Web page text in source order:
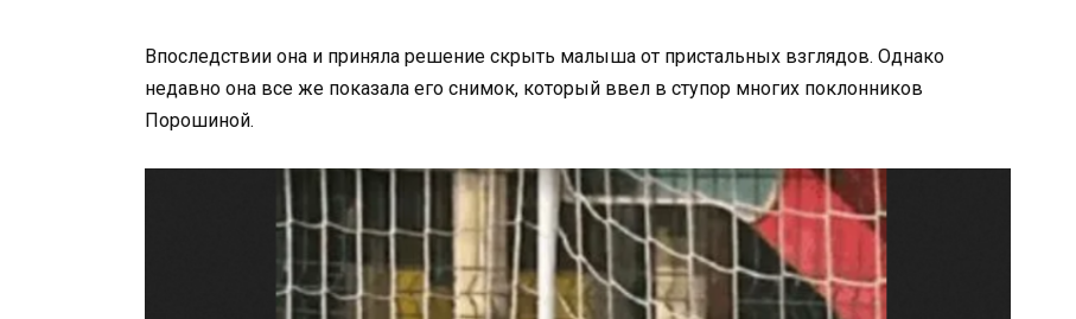
Впоследствии она и приняла решение скрыть малыша от пристальных взглядов. Однако
недавно она все же показала его снимок, который ввел в ступор многих поклонников
Порошиной.